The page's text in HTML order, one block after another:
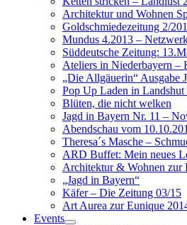
Architektur und Wohnen
Goldschmiedezeitung 2/
Mundus 4.2013 –
Süddeutsche Zeitung:
Ateliers in Niederbayern –
„Die Allgäuerin“ Ausgabe
Pop Up Laden in Landshut
Blüten, die nicht welken
Jagd in Bayern Nr. 11 –
Abendschau vom
Theresa´s Masche –
ARD Buffet: Mein neues
Architektur & Wohnen zur
„Jagd in Bayern“
Käfer – Die Zeitung 03/15
Art Aurea zur Eunique
Events